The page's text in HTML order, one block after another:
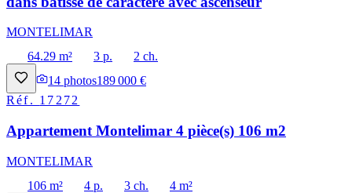
MONTELIMAR
64.29 m²
3 p.
2 ch.
14 photos189 000 €
Réf. 17272
Appartement Montelimar 4 pièce(s) 106 m2
MONTELIMAR
106 m²
4 p. 3 ch.
4 m²